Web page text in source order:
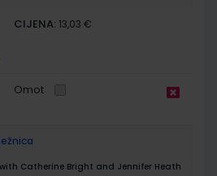
CIJENA: 13,03 €
Omot
Catherine Bright and Jennifer Heath